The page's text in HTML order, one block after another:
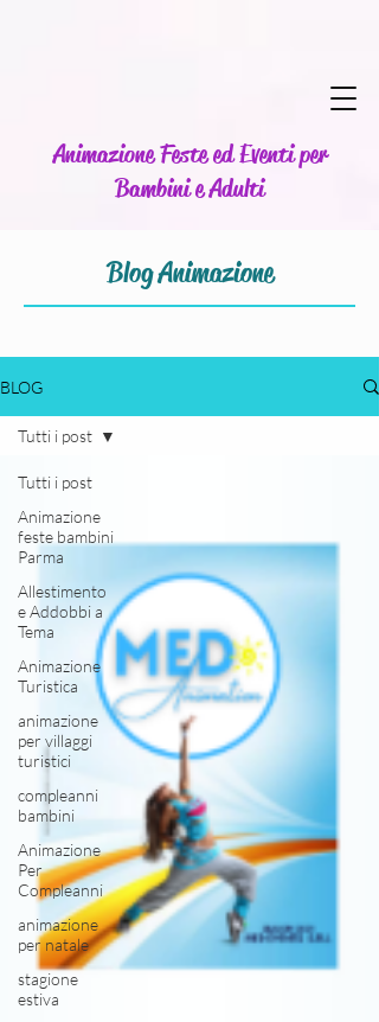
Animazione Feste ed Eventi per
Bambini e Adulti
Blog Animazione
BLOG
Tutti i post
Animazione
feste bambini
Parma
Allestimento
e Addobbi a
Tema
Animazione
Turistica
animazione
per villaggi
turistici
compleanni
bambini
Animazione
Per
Compleanni
animazione
per natale
stagione
estiva
Tutti i post